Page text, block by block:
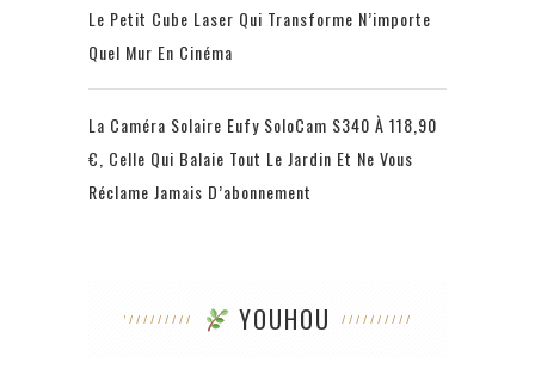
Le Petit Cube Laser Qui Transforme N’importe
Quel Mur En Cinéma
La Caméra Solaire Eufy SoloCam S340 À 118,90
€, Celle Qui Balaie Tout Le Jardin Et Ne Vous
Réclame Jamais D’abonnement
YOUHOU